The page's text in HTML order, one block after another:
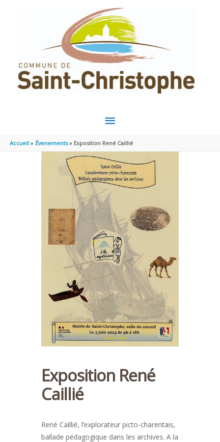
MENU
PRINCIPAL
Accueil Évenements Exposition René Caillié
Exposition René
Caillié
René Caillié, l’explorateur picto-charentais,
ballade pédagogique dans les archives. A la